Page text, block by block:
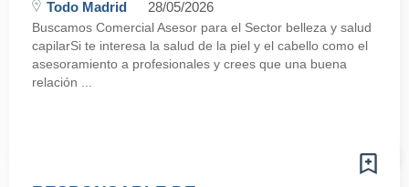
Todo Madrid 28/05/2026
Buscamos Comercial Asesor para el Sector belleza y salud
capilarSi te interesa la salud de la piel y el cabello como el
asesoramiento a profesionales y crees que una buena
relación ...